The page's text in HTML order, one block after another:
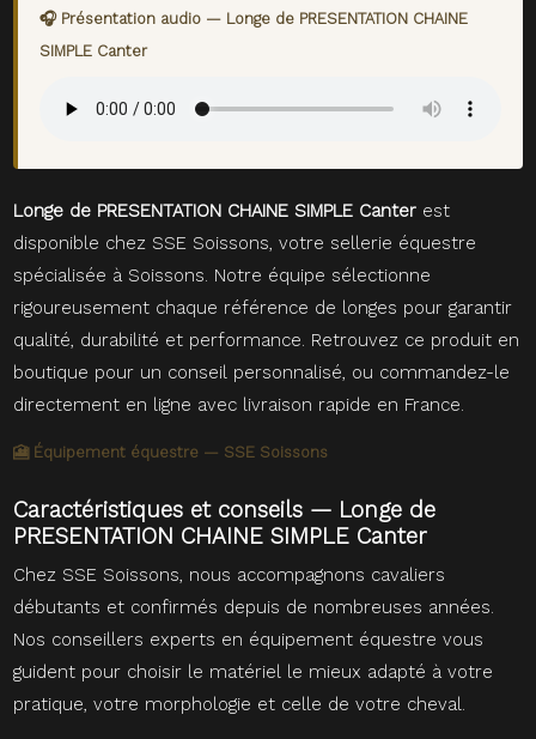
🎧 Présentation audio — Longe de PRESENTATION CHAINE
SIMPLE Canter
Longe de PRESENTATION CHAINE SIMPLE Canter est
disponible chez SSE Soissons, votre sellerie équestre
spécialisée à Soissons. Notre équipe sélectionne
rigoureusement chaque référence de longes pour garantir
qualité, durabilité et performance. Retrouvez ce produit en
boutique pour un conseil personnalisé, ou commandez-le
directement en ligne avec livraison rapide en France.
🎦 Équipement équestre — SSE Soissons
Caractéristiques et conseils — Longe de
PRESENTATION CHAINE SIMPLE Canter
Chez SSE Soissons, nous accompagnons cavaliers
débutants et confirmés depuis de nombreuses années.
Nos conseillers experts en équipement équestre vous
guident pour choisir le matériel le mieux adapté à votre
pratique, votre morphologie et celle de votre cheval.